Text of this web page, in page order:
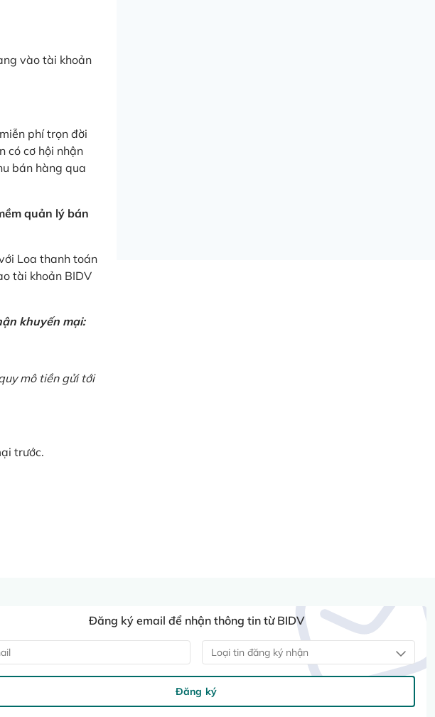
vào tài khoản
phí trọn đời
có cơ hội nhận
bán hàng qua
quản lý bán
Loa thanh toán
tài khoản BIDV
khuyến mại:
mô tiền gửi tới
trước.
Đăng ký email để nhận thông tin từ BIDV
Loại tin đăng ký nhận
Đăng ký